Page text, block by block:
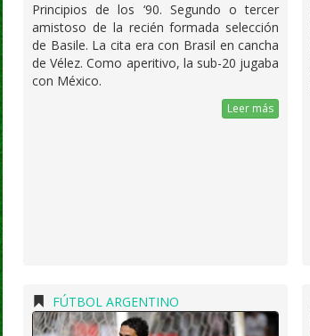
Principios de los ‘90. Segundo o tercer
amistoso de la recién formada selección
de Basile. La cita era con Brasil en cancha
de Vélez. Como aperitivo, la sub-20 jugaba
con México.
Leer más
FÚTBOL ARGENTINO